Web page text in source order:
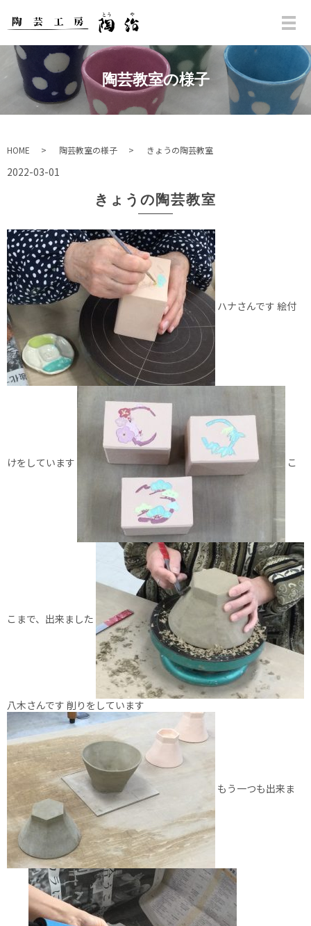
陶芸教室の様子
HOME 陶芸教室の様子 きょうの陶芸教室
2022-03-01
きょうの陶芸教室
ハナさんです 絵付
けをしています こ
こまで、出来ました
八木さんです 削りをしています
もう一つも出来ま